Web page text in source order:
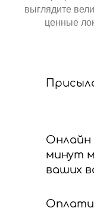
выглядите
ценные
Онлайн
минут
ваших